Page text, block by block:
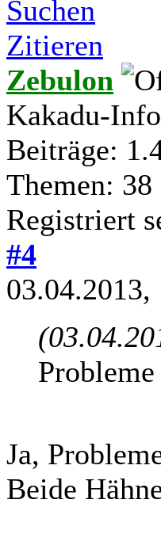
Suchen
Zitieren
Zebulon
Kakadu-
Beiträge:
Themen: 38
Registriert
#4
03.04.2013,
Ja,
Beide